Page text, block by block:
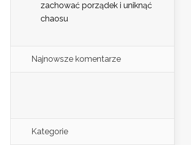
zachować porządek i uniknąć
chaosu
Najnowsze komentarze
Kategorie